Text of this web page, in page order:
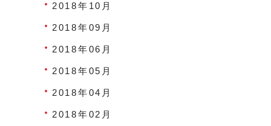
2018年10月
2018年09月
2018年06月
2018年05月
2018年04月
2018年02月